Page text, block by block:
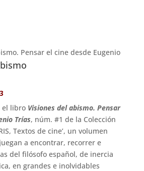
el libro Visiones del abismo. Pensar
Trías, núm. #1 de la Colección
Textos de cine’, un volumen
a encontrar, recorrer e
del filósofo español, de inercia
en grandes e inolvidables